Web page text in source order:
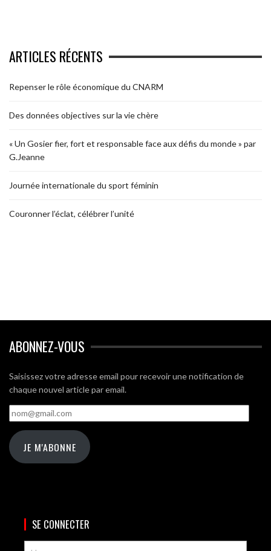
ARTICLES RÉCENTS
Repenser le rôle économique du CNARM
Des données objectives sur la vie chère
« Un Gosier fier, fort et responsable face aux défis du monde » par
G.Jeanne
Journée internationale du sport féminin
Couronner l’éclat, célébrer l’unité
ABONNEZ-VOUS
Saisissez votre adresse email pour recevoir une notification de
chaque nouvel article par email.
nom@gmail.com
JE M'ABONNE
SE CONNECTER